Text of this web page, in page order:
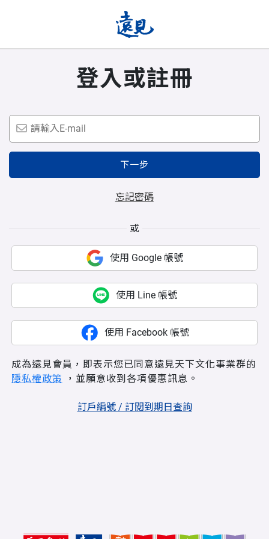
登入或註冊
下一步
忘記密碼
或
使用 Google 帳號
使用 Line 帳號
使用 Facebook 帳號
成為遠見會員，即表示您已同意遠見天下文化事業群的
隱私權政策 ，並願意收到各項優惠訊息。
訂戶編號 / 訂閱到期日查詢